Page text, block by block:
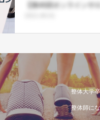
【第45回オンラインサ
整体大学
整体師に